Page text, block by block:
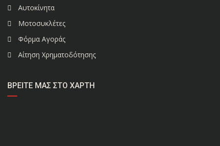
Αυτοκίνητα
Μοτοσυκλέτες
Φόρμα Αγοράς
Αίτηση Χρηματοδότησης
ΒΡΕΊΤΕ ΜΑΣ ΣΤΟ ΧΆΡΤΗ